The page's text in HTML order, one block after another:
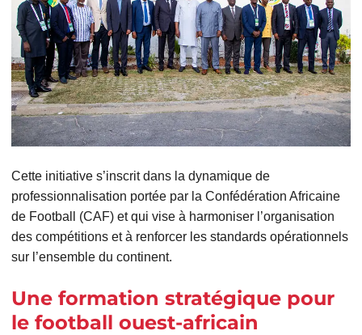
Cette initiative s’inscrit dans la dynamique de
professionnalisation portée par la Confédération Africaine
de Football (CAF) et qui vise à harmoniser l’organisation
des compétitions et à renforcer les standards opérationnels
sur l’ensemble du continent.
Une formation stratégique pour
le football ouest-africain